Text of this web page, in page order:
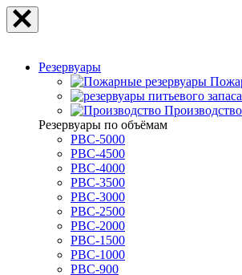
Резервуары
Производство
Резервуары по объёмам
РВС-5000
РВС-4500
РВС-4000
РВС-3500
РВС-3000
РВС-2500
РВС-2000
РВС-1500
РВС-1000
РВС-900